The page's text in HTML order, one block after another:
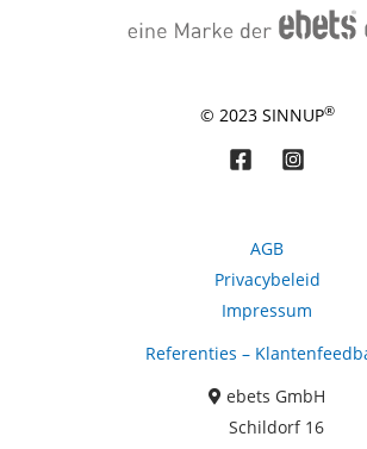
© 2023 SINNUP®
AGB
Privacybeleid
Impressum
Referenties –
ebets GmbH
Schildorf 16
ebets GmbH
99%